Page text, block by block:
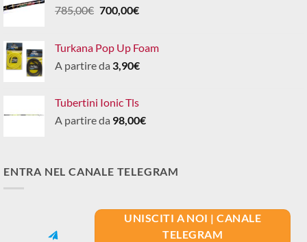
785,00€ Il
era:
785,00€.
700,00€Il
è:
700,00€.
Turkana Pop Up Foam
A partire da 3,90€
Tubertini Ionic Tls
A partire da 98,00€
ENTRA NEL CANALE TELEGRAM
UNISCITI A NOI | CANALE
TELEGRAM